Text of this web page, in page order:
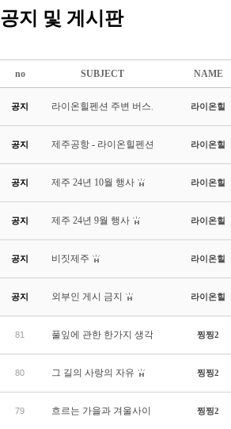
공지 및 게시판
no SUBJECT NAME
공지 라이온힐펜션 주변 버스노선(24.8.15일 이후)
라이온힐
공지 제주공항 - 라이온힐펜션 까지 라이온힐
공지 제주 24년 10월 행사 라이온힐
공지 제주 24년 9월 행사 라이온힐
공지 비짓제주 라이온힐
공지 외부인 게시 금지 라이온힐
81 풀잎에 관한 한가지 생각 찡찡2
80 그 길의 사랑의 자유 찡찡2
79 흐르는 가을과 겨울사이 찡찡2